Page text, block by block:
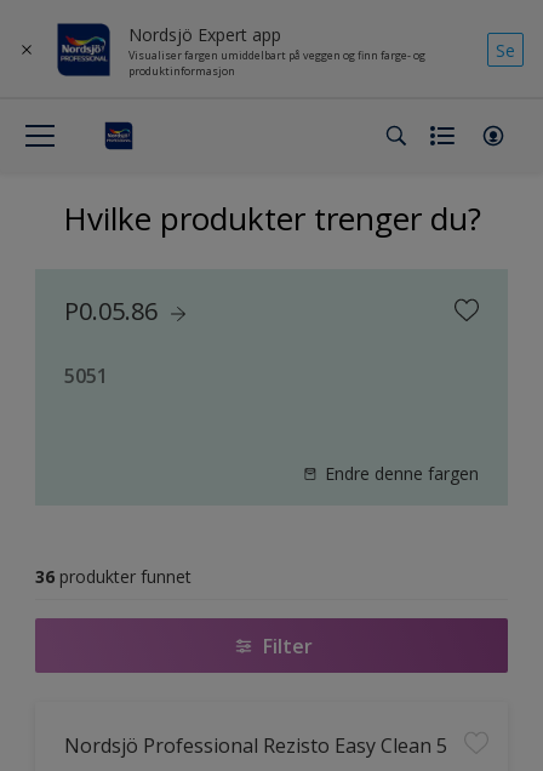
Nordsjö Expert app
Visualiser fargen umiddelbart på veggen og finn farge- og
produktinformasjon
Se
Hvilke produkter trenger du?
P0.05.86
5051
Endre denne fargen
36 produkter funnet
Filter
Nordsjö Professional Rezisto Easy Clean 5